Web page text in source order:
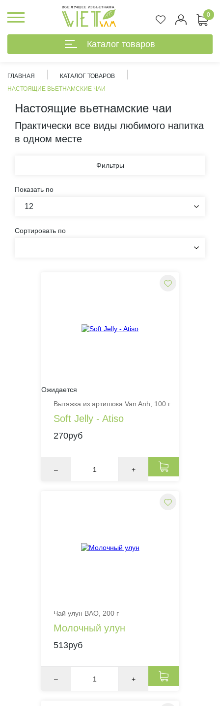
ВСЕ ЛУЧШЕЕ ИЗ ВЬЕТНАМА
0
Каталог товаров
ГЛАВНАЯ
КАТАЛОГ ТОВАРОВ
НАСТОЯЩИЕ ВЬЕТНАМСКИЕ ЧАИ
Настоящие вьетнамские чаи
Практически все виды любимого напитка
в одном месте
Фильтры
Показать по
12
Сортировать по
Ожидается
Вытяжка из артишока Van Anh, 100 г
Soft Jelly - Atiso
270руб
– +
Чай улун BAO, 200 г
Молочный улун
513руб
– +